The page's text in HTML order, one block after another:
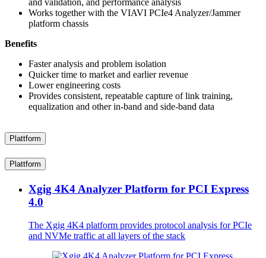
and validation, and performance analysis
Works together with the VIAVI PCIe4 Analyzer/Jammer
platform chassis
Benefits
Faster analysis and problem isolation
Quicker time to market and earlier revenue
Lower engineering costs
Provides consistent, repeatable capture of link training,
equalization and other in-band and side-band data
Plattform
Plattform
Xgig 4K4 Analyzer Platform for PCI Express
4.0
The Xgig 4K4 platform provides protocol analysis for PCIe
and NVMe traffic at all layers of the stack